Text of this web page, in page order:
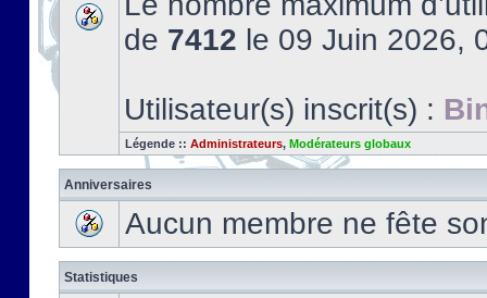
de 7412 le 09 Juin 2026,
Utilisateur(s) inscrit(s) :
Légende :: Administrateurs, Modérateurs globaux
Anniversaires
Aucun membre ne fête
Statistiques